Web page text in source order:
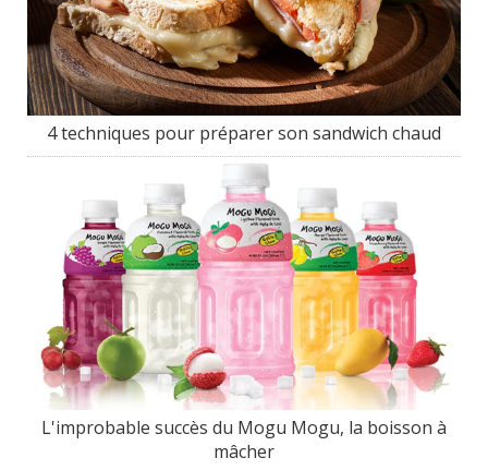
4 techniques pour préparer son sandwich chaud
L'improbable succès du Mogu Mogu, la boisson à
mâcher